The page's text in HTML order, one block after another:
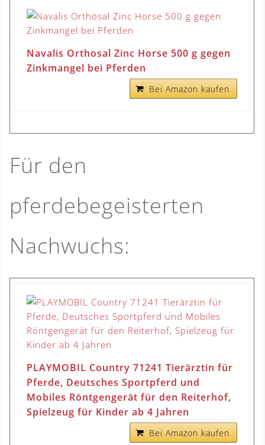
Navalis Orthosal Zinc Horse 500 g gegen
Zinkmangel bei Pferden
Bei Amazon kaufen
Für den
pferdebegeisterten
Nachwuchs:
PLAYMOBIL Country 71241 Tierärztin für
Pferde, Deutsches Sportpferd und
Mobiles Röntgengerät für den Reiterhof,
Spielzeug für Kinder ab 4 Jahren
Bei Amazon kaufen